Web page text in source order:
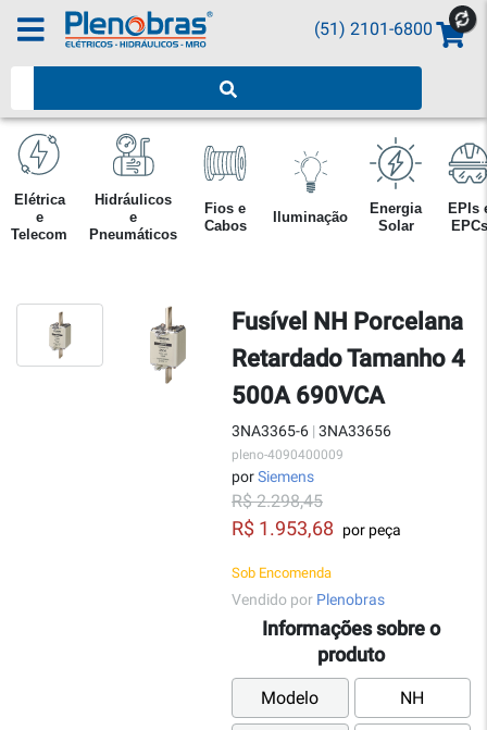
(51) 2101-6800
Elétrica
e
Telecom
Hidráulicos
e
Pneumáticos
Fios e
Cabos
Iluminação
Energia
Solar
EPIs
EPCs
Fusível NH Porcelana
Retardado Tamanho 4
500A 690VCA
3NA3365-6 | 3NA33656
pleno-4090400009
porSiemens
R$ 2.298,45
R$ 1.953,68 por peça
Sob Encomenda
Vendido por Plenobras
Informações sobre o
produto
Modelo NH